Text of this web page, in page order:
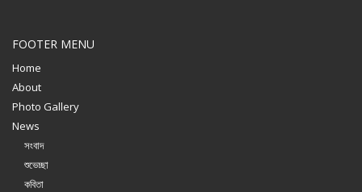
FOOTER MENU
Home
About
Photo Gallery
News
সংবাদ
শুভেচ্ছা
কবিতা